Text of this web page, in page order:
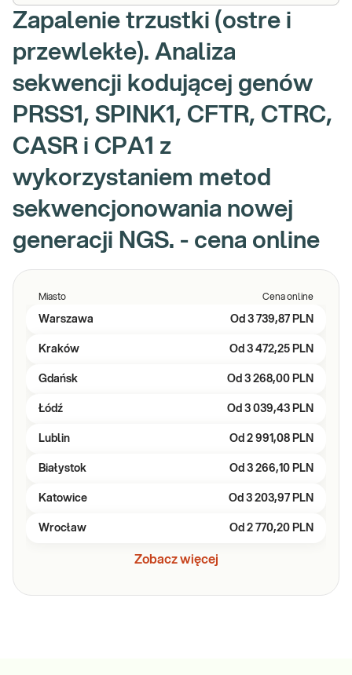
Zapalenie trzustki (ostre i
przewlekłe). Analiza
sekwencji kodującej genów
PRSS1, SPINK1, CFTR, CTRC,
CASR i CPA1 z
wykorzystaniem metod
sekwencjonowania nowej
generacji NGS. - cena online
Miasto Cena online
Warszawa Od 3 739,87 PLN
Kraków Od 3 472,25 PLN
Gdańsk Od 3 268,00 PLN
Łódź Od 3 039,43 PLN
Lublin Od 2 991,08 PLN
Białystok Od 3 266,10 PLN
Katowice Od 3 203,97 PLN
Wrocław Od 2 770,20 PLN
Zobacz więcej